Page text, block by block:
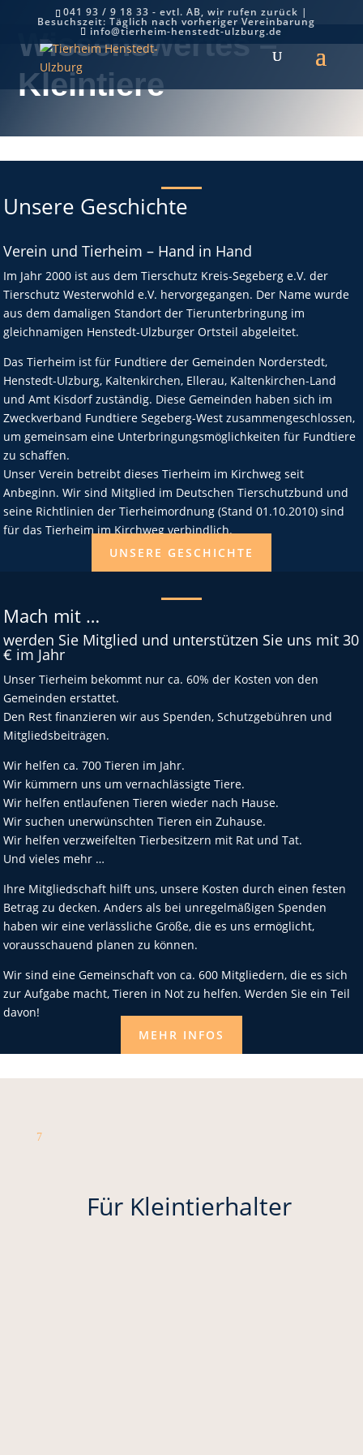
041 93 / 9 18 33 - evtl. AB, wir rufen zurück |
Besuchszeit: Täglich nach vorheriger Vereinbarung
info@tierheim-henstedt-ulzburg.de
Wissenswertes –
Kleintiere
Unsere Geschichte
Verein und Tierheim – Hand in Hand
Im Jahr 2000 ist aus dem Tierschutz Kreis-Segeberg e.V. der
Tierschutz Westerwohld e.V. hervorgegangen. Der Name wurde
aus dem damaligen Standort der Tierunterbringung im
gleichnamigen Henstedt-Ulzburger Ortsteil abgeleitet.
Das Tierheim ist für Fundtiere der Gemeinden Norderstedt,
Henstedt-Ulzburg, Kaltenkirchen, Ellerau, Kaltenkirchen-Land
und Amt Kisdorf zuständig. Diese Gemeinden haben sich im
Zweckverband Fundtiere Segeberg-West zusammengeschlossen,
um gemeinsam eine Unterbringungsmöglichkeiten für Fundtiere
zu schaffen.
Unser Verein betreibt dieses Tierheim im Kirchweg seit
Anbeginn. Wir sind Mitglied im Deutschen Tierschutzbund und
seine Richtlinien der Tierheimordnung (Stand 01.10.2010) sind
für das Tierheim im Kirchweg verbindlich.
UNSERE GESCHICHTE
Mach mit …
werden Sie Mitglied und unterstützen Sie uns mit 30
€ im Jahr
Unser Tierheim bekommt nur ca. 60% der Kosten von den
Gemeinden erstattet.
Den Rest finanzieren wir aus Spenden, Schutzgebühren und
Mitgliedsbeiträgen.
Wir helfen ca. 700 Tieren im Jahr.
Wir kümmern uns um vernachlässigte Tiere.
Wir helfen entlaufenen Tieren wieder nach Hause.
Wir suchen unerwünschten Tieren ein Zuhause.
Wir helfen verzweifelten Tierbesitzern mit Rat und Tat.
Und vieles mehr …
Ihre Mitgliedschaft hilft uns, unsere Kosten durch einen festen
Betrag zu decken. Anders als bei unregelmäßigen Spenden
haben wir eine verlässliche Größe, die es uns ermöglicht,
vorausschauend planen zu können.
Wir sind eine Gemeinschaft von ca. 600 Mitgliedern, die es sich
zur Aufgabe macht, Tieren in Not zu helfen. Werden Sie ein Teil
davon!
MEHR INFOS
7
Für Kleintierhalter